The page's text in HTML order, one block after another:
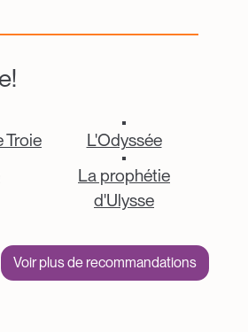
Troie Catalogue Item
L'Odyssée
Catalogue Item
La prophétie
d'Ulysse
Voir plus de recommandations